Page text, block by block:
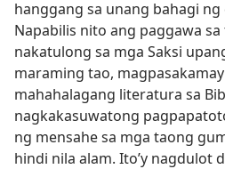
hanggang sa unang bahagi ng
Napabilis nito ang paggawa
nakatulong sa mga Saksi
maraming tao,
mahahalagang literatura sa
nagkakasuwatong
ng mensahe sa mga taong
hindi nila alam. Ito’y nagdulot